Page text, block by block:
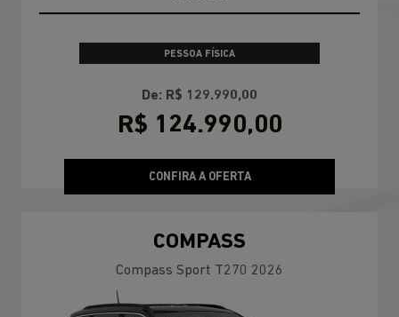
PESSOA FÍSICA
De: R$ 129.990,00
R$ 124.990,00
CONFIRA A OFERTA
COMPASS
Compass Sport T270 2026